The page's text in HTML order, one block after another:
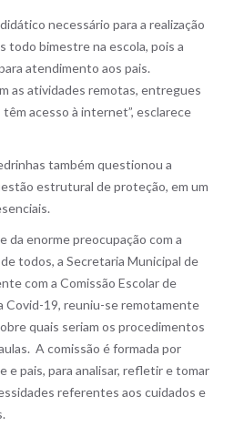
necessário para a realização
todo bimestre na escola, pois a
atendimento aos pais.
as atividades remotas, entregues
acesso à internet”, esclarece
também questionou a
estrutural de proteção, em um
da enorme preocupação com a
todos, a Secretaria Municipal de
com a Comissão Escolar de
Covid-19, reuniu-se remotamente
quais seriam os procedimentos
A comissão é formada por
e pais, para analisar, refletir e tomar
referentes aos cuidados e